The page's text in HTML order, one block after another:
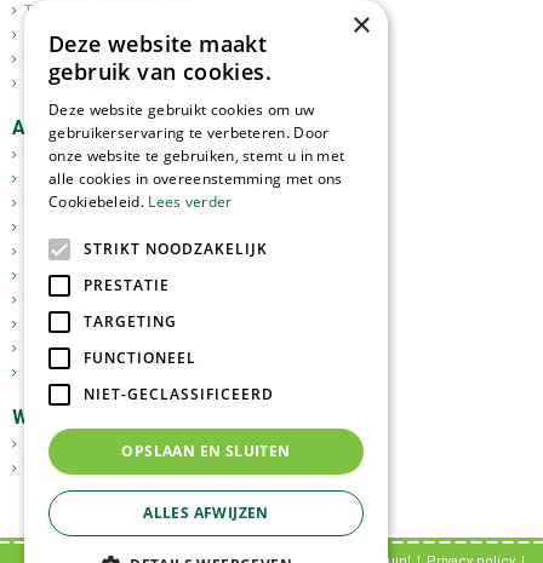
Tuincentrum
Mediterrane bomen
Tuinplanten
Kerst
Assortiment
Tuinplanten
Kamerplanten
Tuinverlichting
Meststoffen
Graszoden
Tuingereedschap
Vijverartikelen
Sfeer en Cadeau
Dierbenodigdheden
Webshop
GoedkopeOlijfbomen.nl
Tuinplantenonline.nl
×
Deze website maakt
gebruik van cookies.
Deze website gebruikt cookies om uw
gebruikerservaring te verbeteren. Door
onze website te gebruiken, stemt u in met
alle cookies in overeenstemming met ons
Cookiebeleid. Lees verder
STRIKT NOODZAKELIJK
PRESTATIE
TARGETING
FUNCTIONEEL
NIET-GECLASSIFICEERD
OPSLAAN EN SLUITEN
ALLES AFWIJZEN